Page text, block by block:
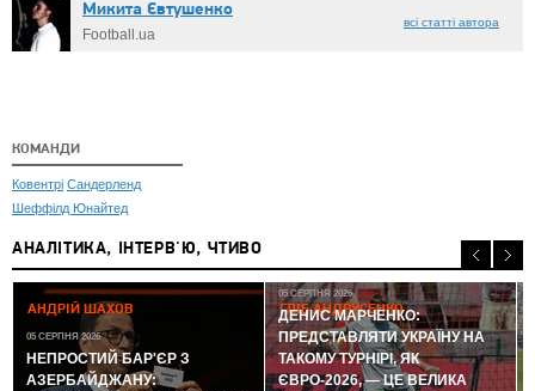
Микита Євтушенко
Football.ua
всі статті автора
КОМАНДИ
Ковентрі Сандерленд
Шеффілд Юнайтед
АНАЛІТИКА, ІНТЕРВ'Ю, ЧТИВО
АНДРІЙ ШАХОВ
05 СЕРПНЯ 2026
НЕПРОСТИЙ БАР'ЄР З
АЗЕРБАЙДЖАНУ:
ГЛІБ АНДРУСЕНКО
05 СЕРПНЯ 2026
ДЕНИС МАРЧЕНКО:
ПРЕДСТАВЛЯТИ УКРАЇНУ НА
ТАКОМУ ТУРНІРІ, ЯК
ЄВРО-2026, — ЦЕ ВЕЛИКА